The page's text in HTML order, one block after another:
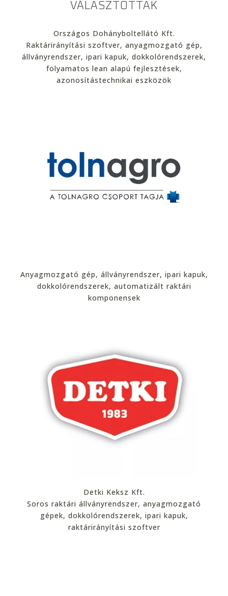
VÁLASZTOTTAK
Országos Dohányboltellátó Kft.
Raktárirányítási szoftver, anyagmozgató gép,
állványrendszer, ipari kapuk, dokkolórendszerek,
folyamatos lean alapú fejlesztések,
azonosítástechnikai eszközök
Anyagmozgató gép, állványrendszer, ipari kapuk,
dokkolórendszerek, automatizált raktári
komponensek
Detki Keksz Kft.
Soros raktári állványrendszer, anyagmozgató
gépek, dokkolórendszerek, ipari kapuk,
raktárirányítási szoftver